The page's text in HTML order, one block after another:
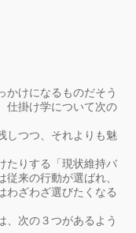
かけになるものだそう
掛け学について次の
しつつ、それよりも魅
たりする「現状維持バ
来の行動が選ばれ、
わざわざ選びたくなる
次の３つがあるよう